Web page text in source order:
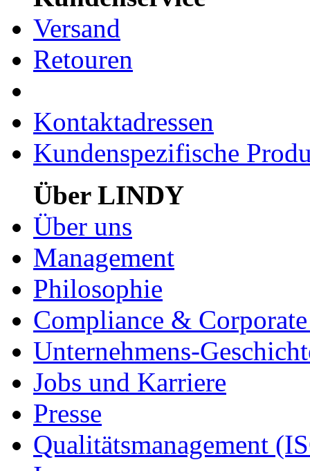
Versand
Retouren
Kontaktadressen
Kundenspezifische
Über LINDY
Über uns
Management
Philosophie
Compliance &
Unternehmens-
Jobs und Karriere
Presse
Qualitätsmanagement